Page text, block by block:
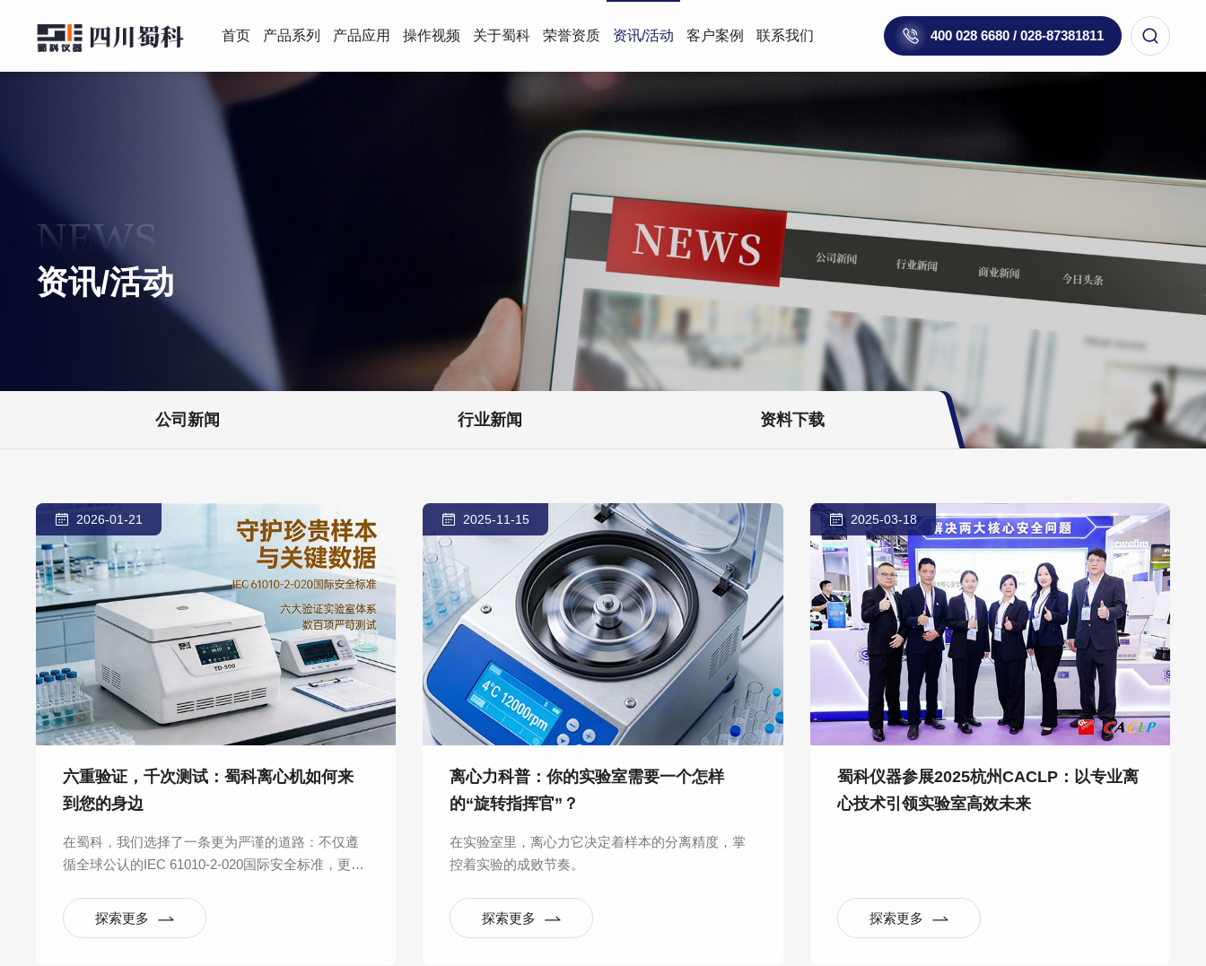
400 028 6680 / 028-87381811
首页 产品系列 产品应用 操作视频 关于蜀科 荣誉资质 资讯/活动 客户案例 联系我们
NEWS
资讯/活动
公司新闻 行业新闻 资料下载
2026-01-21
六重验证，千次测试：蜀科离心机如何来
到您的身边
在蜀科，我们选择了一条更为严谨的道路：不仅遵
循全球公认的IEC 61010-2-020国际安全标准，更反
系，将“安全可靠”从一句口号，拆解为数百项可量
化、可重复的严苛测试。
探索更多
2025-11-15
离心力科普：你的实验室需要一个怎样
的“旋转指挥官”？
在实验室里，离心力它决定着样本的分离精度，掌
控着实验的成败节奏。
探索更多
2025-03-18
蜀科仪器参展2025杭州CACLP：以专业离
心技术引领实验室高效未来
探索更多